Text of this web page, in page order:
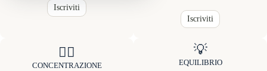
Iscriviti
Iscriviti
🧘‍♀️
CONCENTRAZIONE
💡
EQUILIBRIO